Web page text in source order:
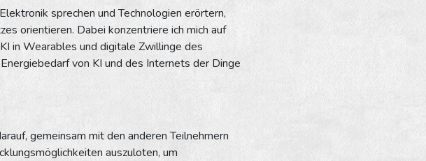
sprechen und Technologien erörtern,
orientieren. Dabei konzentriere ich mich auf
in Wearables und digitale Zwillinge des
von KI und des Internets der Dinge
gemeinsam mit den anderen Teilnehmern
auszuloten, um